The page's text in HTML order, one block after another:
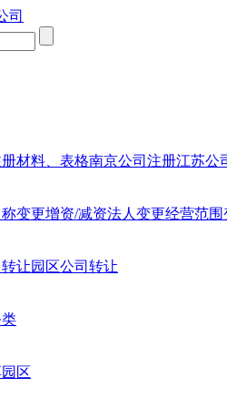
材料、表格南京公司注册江苏公
变更增资/减资法人变更经营范围
让园区公司转让
区